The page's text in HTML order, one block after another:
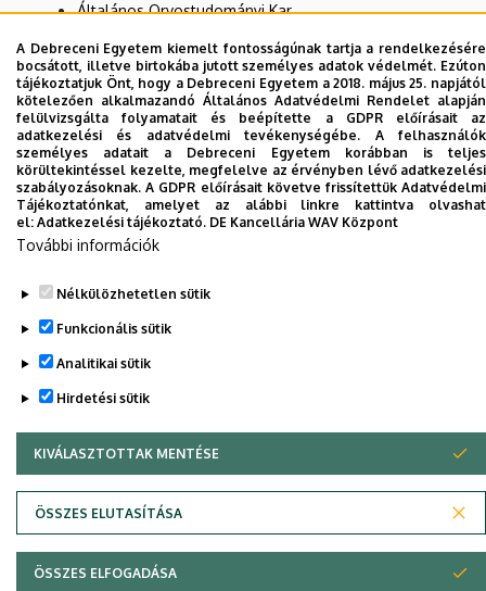
Általános Orvostudományi Kar
Kardiológiai Intézet
Dolgozói adatmódosítás igénylése a DE
telefonkönyvében|Külső személyek rögzítése a
DE telefonkönyvében|Súgó|Hibabejelentés
Szerzői jog © 2026 Unideb
A Debreceni Egyetem kiemelt fontosságúnak tartja a rendelkezésére
bocsátott, illetve birtokába jutott személyes adatok védelmét. Ezúton
tájékoztatjuk Önt, hogy a Debreceni Egyetem a 2018. május 25. napjától
kötelezően alkalmazandó Általános Adatvédelmi Rendelet alapján
felülvizsgálta folyamatait és beépítette a GDPR előírásait az
adatkezelési és adatvédelmi tevékenységébe. A felhasználók
személyes adatait a Debreceni Egyetem korábban is teljes
körültekintéssel kezelte, megfelelve az érvényben lévő adatkezelési
szabályozásoknak. A GDPR előírásait követve frissítettük Adatvédelmi
Tájékoztatónkat, amelyet az alábbi linkre kattintva olvashat
el: Adatkezelési tájékoztató. DE Kancellária WAV Központ
További információk
Nélkülözhetetlen sütik
Funkcionális sütik
Analitikai sütik
Hirdetési sütik
KIVÁLASZTOTTAK MENTÉSE
ÖSSZES ELUTASÍTÁSA
WITHDRAW CONSENT
ÖSSZES ELFOGADÁSA